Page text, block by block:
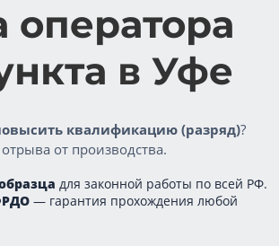
в Уфе
квалификацию (разряд)?
от производства.
для законной работы по всей РФ.
— гарантия прохождения любой